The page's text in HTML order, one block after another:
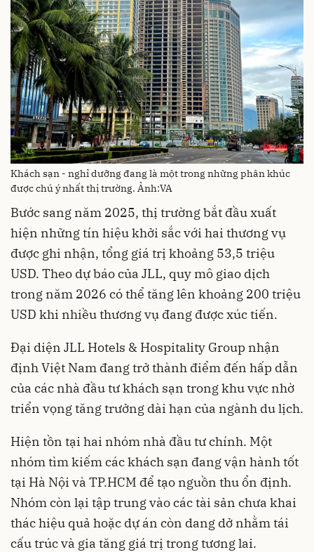
Khách sạn - nghỉ dưỡng đang là một trong những phân khúc
được chú ý nhất thị trường. Ảnh:VA
Bước sang năm 2025, thị trường bắt đầu xuất
hiện những tín hiệu khởi sắc với hai thương vụ
được ghi nhận, tổng giá trị khoảng 53,5 triệu
USD. Theo dự báo của JLL, quy mô giao dịch
trong năm 2026 có thể tăng lên khoảng 200 triệu
USD khi nhiều thương vụ đang được xúc tiến.
Đại diện JLL Hotels & Hospitality Group nhận
định Việt Nam đang trở thành điểm đến hấp dẫn
của các nhà đầu tư khách sạn trong khu vực nhờ
triển vọng tăng trưởng dài hạn của ngành du lịch.
Hiện tồn tại hai nhóm nhà đầu tư chính. Một
nhóm tìm kiếm các khách sạn đang vận hành tốt
tại Hà Nội và TP.HCM để tạo nguồn thu ổn định.
Nhóm còn lại tập trung vào các tài sản chưa khai
thác hiệu quả hoặc dự án còn dang dở nhằm tái
cấu trúc và gia tăng giá trị trong tương lai.